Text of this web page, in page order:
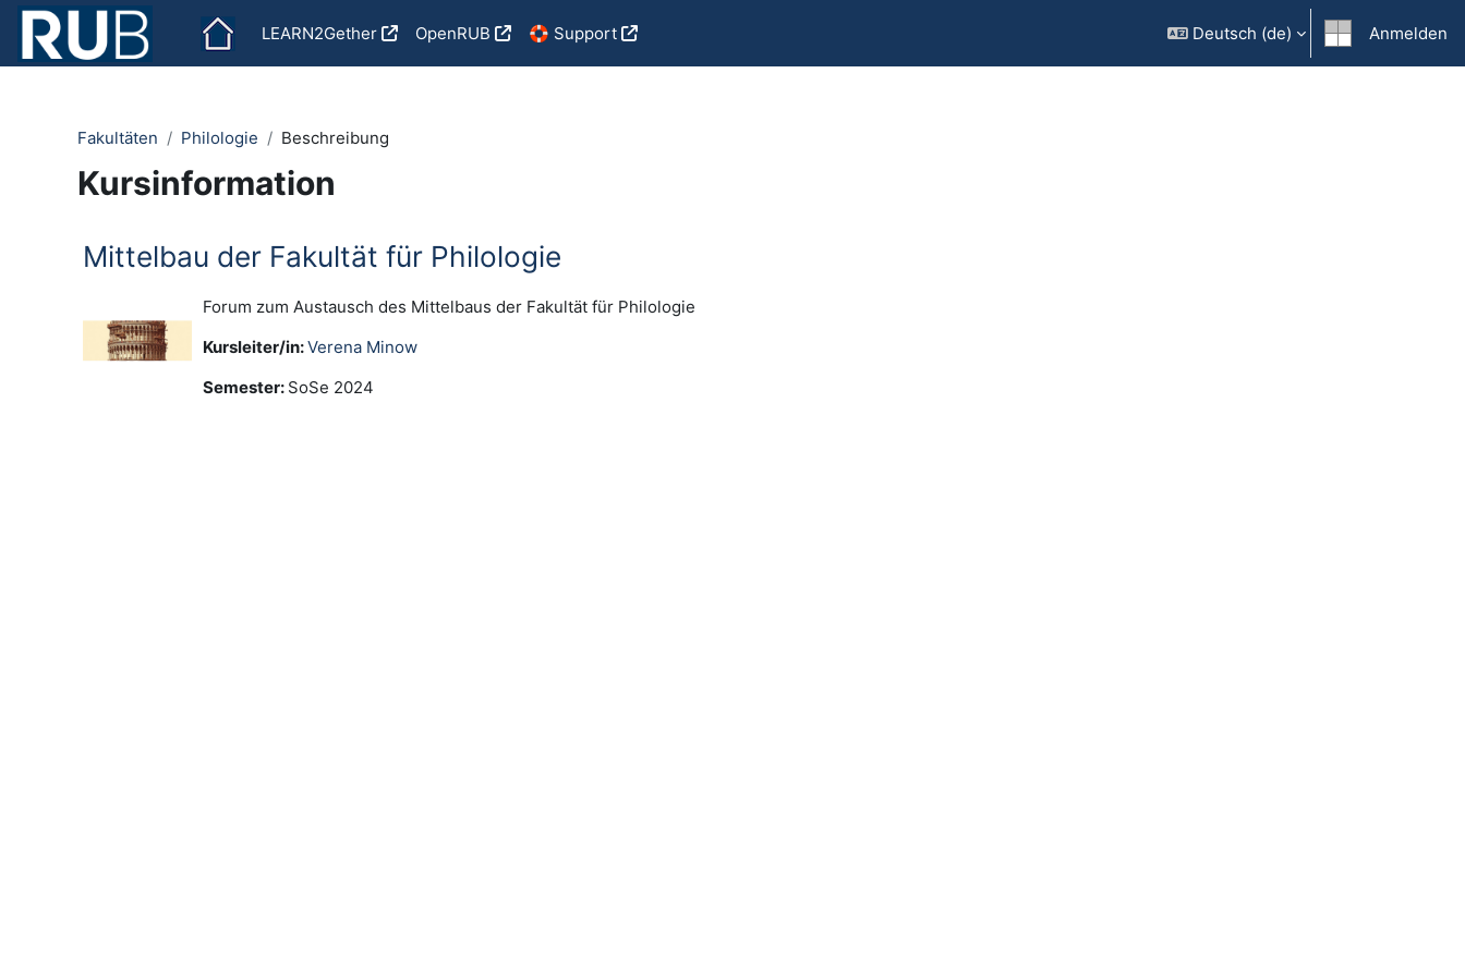
Zum Hauptinhalt
LEARN2Gether
OpenRUB 🛟 Support Deutsch ‎(de)‎ Anmelden
Fakultäten Philologie Beschreibung
Kursinformation
Mittelbau der Fakultät für Philologie
Forum zum Austausch des Mittelbaus der Fakultät für Philologie
Kursleiter/in:Verena Minow
Semester: SoSe 2024